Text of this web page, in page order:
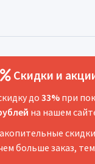
Скидки и
до 33%при
на нашем
больше заказ,